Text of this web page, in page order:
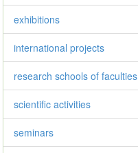
exhibitions
international projects
research schools of faculties
scientific activities
seminars